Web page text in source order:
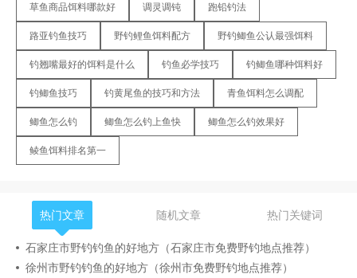
草鱼商品饵料哪款好 调灵调钝 跑铅钓法
路亚钓鱼技巧 野钓鲤鱼饵料配方 野钓鲫鱼公认最强饵料
钓翘嘴最好的饵料是什么 钓鱼必学技巧 钓鲫鱼哪种饵料好
钓鲫鱼技巧 钓黄尾鱼的技巧和方法 青鱼饵料怎么调配
鲫鱼怎么钓 鲫鱼怎么钓上鱼快 鲫鱼怎么钓效果好
鲮鱼饵料排名第一
热门文章 随机文章 热门关键词
石家庄市野钓钓鱼的好地方（石家庄市免费野钓地点推荐）
徐州市野钓钓鱼的好地方（徐州市免费野钓地点推荐）